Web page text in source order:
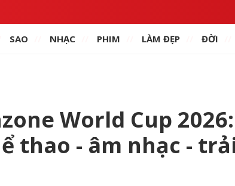
SAO NHẠC PHIM LÀM ĐẸP ĐỜI
World Cup 2026:
thao - âm nhạc -